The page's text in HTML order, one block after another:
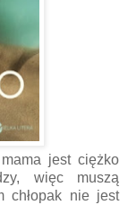
jest ciężko
więc muszą
chłopak nie jest